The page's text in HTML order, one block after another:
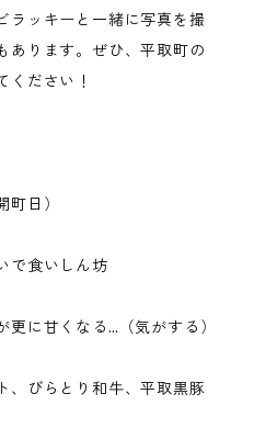
ラッキーと一緒に写真を撮
あります。ぜひ、平取町の
ください！
日）
で食いしん坊
更に甘くなる…（気がする）
、びらとり和牛、平取黒豚